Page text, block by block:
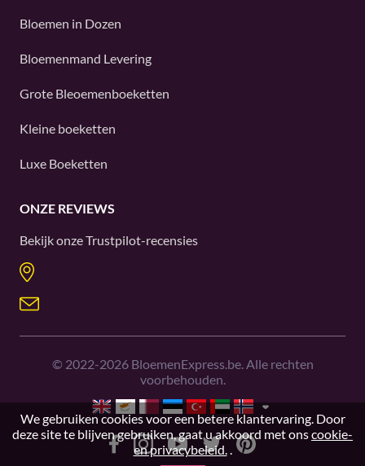
Bloemen in Dozen
Bloemenmand Levering
Grote Bleoemenboeketten
Kleine boeketten
Luxe Boeketten
ONZE REVIEWS
Bekijk onzeTrustpilot-recensies
© 2022-2026BloemenExpress.be. Alle rechten
voorbehouden.
We gebruiken cookies voor een betere klantervaring. Door
deze site te blijven gebruiken, gaat u akkoord met onscookie-
en privacybeleid..